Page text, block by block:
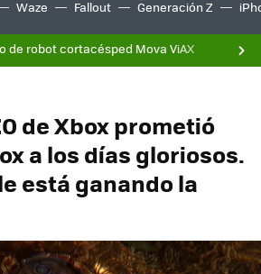
Waze Fallout Generación Z
de robot cortacésped Mova ViAX
de Xbox prometió
a los días gloriosos.
está ganando la